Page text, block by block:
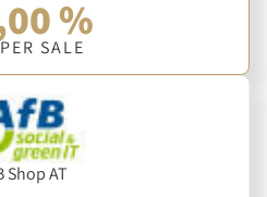
%
SALE
Shop AT